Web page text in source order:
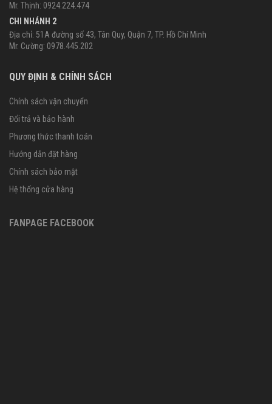
Mr. Thịnh: 0924.224.474
CHI NHÁNH 2
Địa chỉ: 51A đường số 43, Tân Quy, Quận 7, TP. Hồ Chí Minh
Mr. Cường: 0978.445.202
QUY ĐỊNH & CHÍNH SÁCH
Chính sách vận chuyển
Đổi trả và bảo hành
Phương thức thanh toán
Hướng dẫn đặt hàng
Chính sách bảo mật
Hệ thống cửa hàng
FANPAGE FACEBOOK